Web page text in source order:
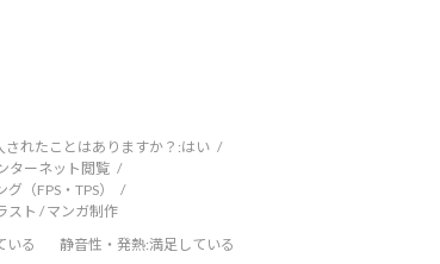
れたことはありますか？:はい
ターネット閲覧
（FPS・TPS）
スト / マンガ制作
いる 静音性・発熱:満足している